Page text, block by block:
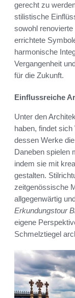
gerecht zu
stilistische
sowohl
errichtete
harmonische
Vergangenheit
für die Zukunft.
Einflussreiche
Unter den
haben, findet
dessen Werke
Daneben spielen
indem sie mit
gestalten.
zeitgenössische
allgegenwärtig
Erkundungstour
eigene
Schmelztiegel